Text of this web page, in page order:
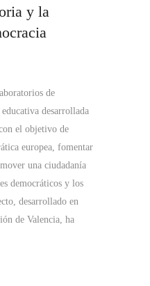
y la
de
desarrollada
el objetivo de
europea, fomentar
una ciudadanía
democráticos y los
desarrollado en
de Valencia, ha